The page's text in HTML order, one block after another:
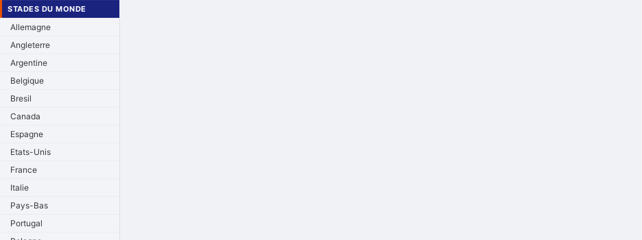
STADES DU MONDE
Allemagne
Angleterre
Argentine
Belgique
Bresil
Canada
Espagne
Etats-Unis
France
Italie
Pays-Bas
Portugal